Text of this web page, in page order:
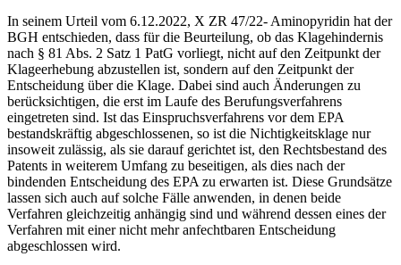
In seinem Urteil vom 6.12.2022, X ZR 47/22- Aminopyridin hat der
BGH entschieden, dass für die Beurteilung, ob das Klagehindernis
nach § 81 Abs. 2 Satz 1 PatG vorliegt, nicht auf den Zeitpunkt der
Klageerhebung abzustellen ist, sondern auf den Zeitpunkt der
Entscheidung über die Klage. Dabei sind auch Änderungen zu
berücksichtigen, die erst im Laufe des Berufungsverfahrens
eingetreten sind. Ist das Einspruchsverfahrens vor dem EPA
bestandskräftig abgeschlossenen, so ist die Nichtigkeitsklage nur
insoweit zulässig, als sie darauf gerichtet ist, den Rechtsbestand des
Patents in weiterem Umfang zu beseitigen, als dies nach der
bindenden Entscheidung des EPA zu erwarten ist. Diese Grundsätze
lassen sich auch auf solche Fälle anwenden, in denen beide
Verfahren gleichzeitig anhängig sind und während dessen eines der
Verfahren mit einer nicht mehr anfechtbaren Entscheidung
abgeschlossen wird.